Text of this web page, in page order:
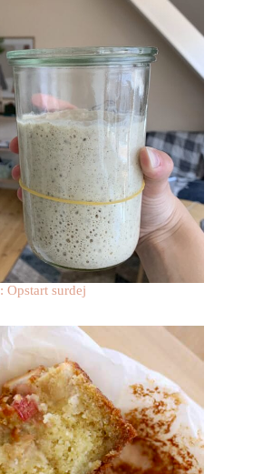
Opstart surdej